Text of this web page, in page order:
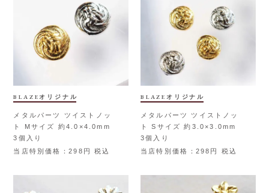
BLAZEオリジナル
メタルパーツ ツイストノッ
ト Mサイズ 約4.0×4.0mm
3個入り
当店特別価格
298 税込
BLAZEオリジナル
メタルパーツ ツイストノッ
ト Sサイズ 約3.0×3.0mm
3個入り
当店特別価格
298 税込